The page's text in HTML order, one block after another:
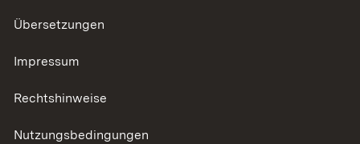
Übersetzungen
Impressum
Rechtshinweise
Nutzungsbedingungen